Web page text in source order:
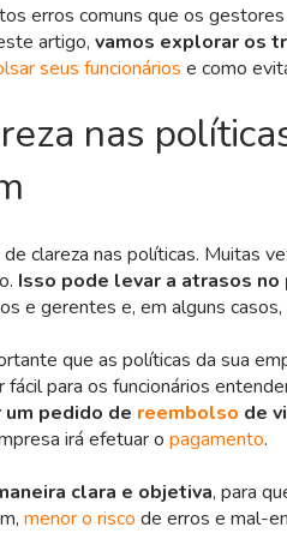
erros comuns que os
artigo, vamos explorar os
seus funcionários e como
nas
clareza nas políticas. Muitas
Isso pode levar a atrasos no
e gerentes e, em alguns
que as políticas da sua
para os funcionários
um pedido de reembolso de
irá efetuar o pagamento.
clara e objetiva, para
menor o risco de erros e mal-